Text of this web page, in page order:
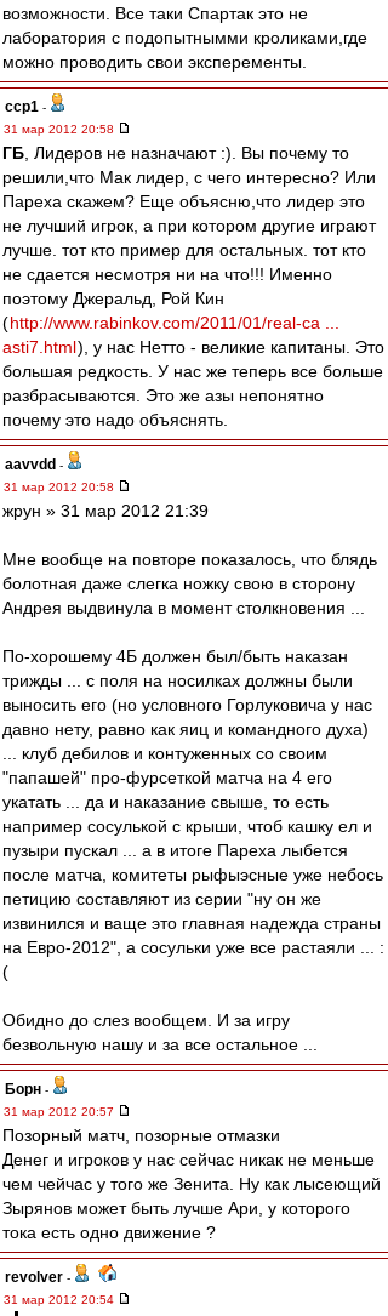
возможности. Все таки Спартак это не
лаборатория с подопытнымми кроликами,где
можно проводить свои эксперементы.
ccp1 -
31 мар 2012 20:58
ГБ , Лидеров не назначают :). Вы почему то
решили,что Мак лидер, с чего интересно? Или
Пареха скажем? Еще объясню,что лидер это
не лучший игрок, а при котором другие играют
лучше. тот кто пример для остальных. тот кто
не сдается несмотря ни на что!!! Именно
поэтому Джеральд, Рой Кин
(http://www.rabinkov.com/2011/01/real-ca ...
asti7.html), у нас Нетто - великие капитаны. Это
большая редкость. У нас же теперь все больше
разбрасываются. Это же азы непонятно
почему это надо объяснять.
aavvdd -
31 мар 2012 20:58
жрун » 31 мар 2012 21:39
Мне вообще на повторе показалось, что блядь
болотная даже слегка ножку свою в сторону
Андрея выдвинула в момент столкновения ...
По-хорошему 4Б должен был/быть наказан
трижды ... с поля на носилках должны были
выносить его (но условного Горлуковича у нас
давно нету, равно как яиц и командного духа)
... клуб дебилов и контуженных со своим
"папашей" про-фурсеткой матча на 4 его
укатать ... да и наказание свыше, то есть
например сосулькой с крыши, чтоб кашку ел и
пузыри пускал ... а в итоге Пареха лыбется
после матча, комитеты рыфыэсные уже небось
петицию составляют из серии "ну он же
извинился и ваще это главная надежда страны
на Евро-2012", а сосульки уже все растаяли ... :
(
Обидно до слез вообщем. И за игру
безвольную нашу и за все остальное ...
Борн -
31 мар 2012 20:57
Позорный матч, позорные отмазки
Денег и игроков у нас сейчас никак не меньше
чем чейчас у того же Зенита. Ну как лысеющий
Зырянов может быть лучше Ари, у которого
тока есть одно движение ?
revolver -
31 мар 2012 20:54